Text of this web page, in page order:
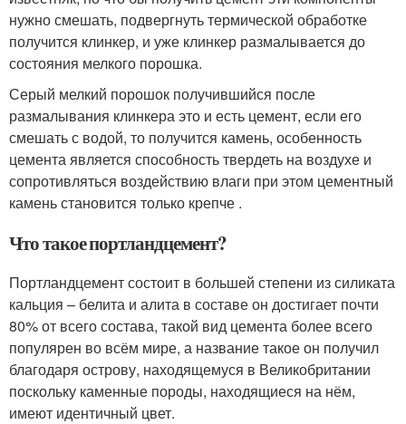
нужно смешать, подвергнуть термической обработке
получится клинкер, и уже клинкер размалывается до
состояния мелкого порошка.
Серый мелкий порошок получившийся после
размалывания клинкера это и есть цемент, если его
смешать с водой, то получится камень, особенность
цемента является способность твердеть на воздухе и
сопротивляться воздействию влаги при этом цементный
камень становится только крепче .
Что такое портландцемент?
Портландцемент состоит в большей степени из силиката
кальция – белита и алита в составе он достигает почти
80% от всего состава, такой вид цемента более всего
популярен во всём мире, а название такое он получил
благодаря острову, находящемуся в Великобритании
поскольку каменные породы, находящиеся на нём,
имеют идентичный цвет.